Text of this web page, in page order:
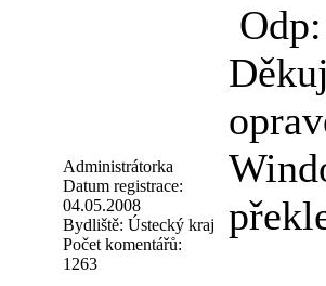
Administrátorka
Datum registrace:
04.05.2008
Bydliště: Ústecký kraj
Počet komentářů:
1263